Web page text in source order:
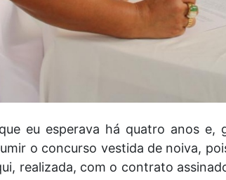
eu esperava há quatro anos e,
o concurso vestida de noiva,
realizada, com o contrato